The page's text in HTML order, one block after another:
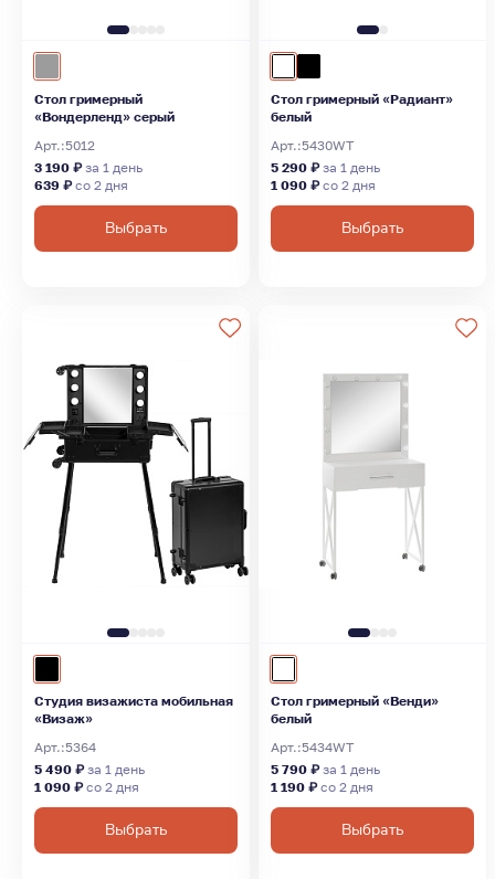
Стол гримерный
«Вондерленд» серый
Арт.:5012
3 190 ₽за 1 день
639 ₽со 2 дня
Выбрать
Стол гримерный «Радиант»
белый
Арт.:5430WT
5 290 ₽за 1 день
1 090 ₽со 2 дня
Выбрать
Студия визажиста мобильная
«Визаж»
Арт.:5364
5 490 ₽за 1 день
1 090 ₽со 2 дня
Выбрать
Стол гримерный «Венди»
белый
Арт.:5434WT
5 790 ₽за 1 день
1 190 ₽со 2 дня
Выбрать